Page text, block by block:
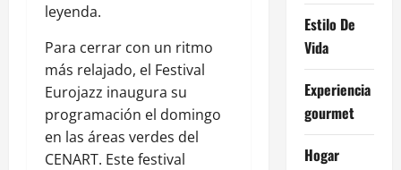
leyenda.
Para cerrar con un ritmo
más relajado, el Festival
Eurojazz inaugura su
programación el domingo
en las áreas verdes del
CENART. Este festival
Estilo De
Vida
Experiencia
gourmet
Hogar